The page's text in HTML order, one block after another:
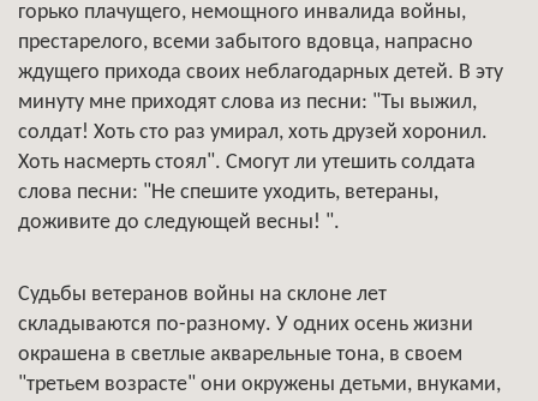
горько плачущего, немощного инвалида войны,
престарелого, всеми забытого вдовца, напрасно
ждущего прихода своих неблагодарных детей. В эту
минуту мне приходят слова из песни: "Ты выжил,
солдат! Хоть сто раз умирал, хоть друзей хоронил.
Хоть насмерть стоял". Смогут ли утешить солдата
слова песни: "Не спешите уходить, ветераны,
доживите до следующей весны! ".
Судьбы ветеранов войны на склоне лет
складываются по-разному. У одних осень жизни
окрашена в светлые акварельные тона, в своем
"третьем возрасте" они окружены детьми, внуками,